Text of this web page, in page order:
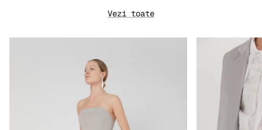
Vezi toate